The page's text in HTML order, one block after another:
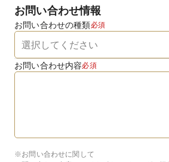
お問い合わせ情報
お問い合わせの種類必須
お問い合わせ内容必須
※お問い合わせに関して